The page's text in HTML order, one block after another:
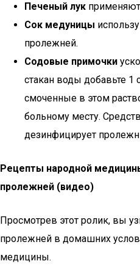
Печеный лук
Сок медуницы
пролежней.
Содовые примочки
стакан воды добавьте
смоченные в этом
больному месту.
дезинфицирует
Рецепты народной
пролежней (видео)
Просмотрев этот ролик, вы
пролежней в домашних
медицины.